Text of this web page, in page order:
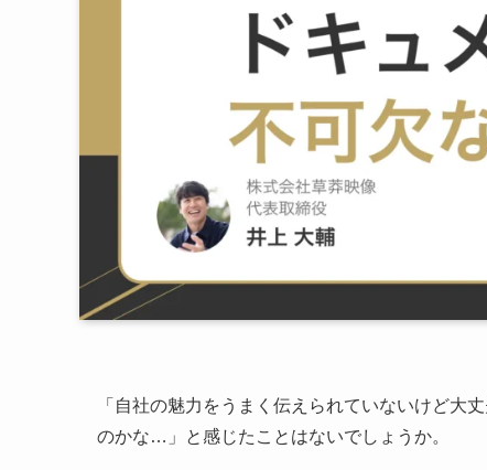
「自社の魅力をうまく伝えられていないけど大
のかな…」と感じたことはないでしょうか。